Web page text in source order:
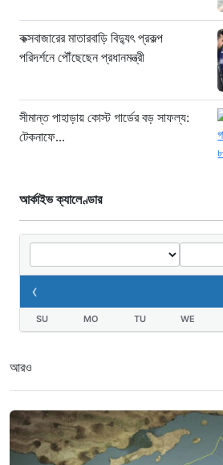
মহাস্থানগড়ে
নির্দেশ,
কক্সবাজারের
পরিদর্শনে
১১ ঘণ্টা আগে
কক্সবাজারের মাতারবাড়ি বিদ্যুৎ প্রকল্প
পরিদর্শনে পৌঁছেছেন প্রধানমন্ত্রী
সীমান্ত পাহাড়ায় কোস্ট গার্ডের বড় সাফল্য:
টেকনাফে...
আর্কাইভ ক্যালেণ্ডার
‹
SU MO TU WE
আরও